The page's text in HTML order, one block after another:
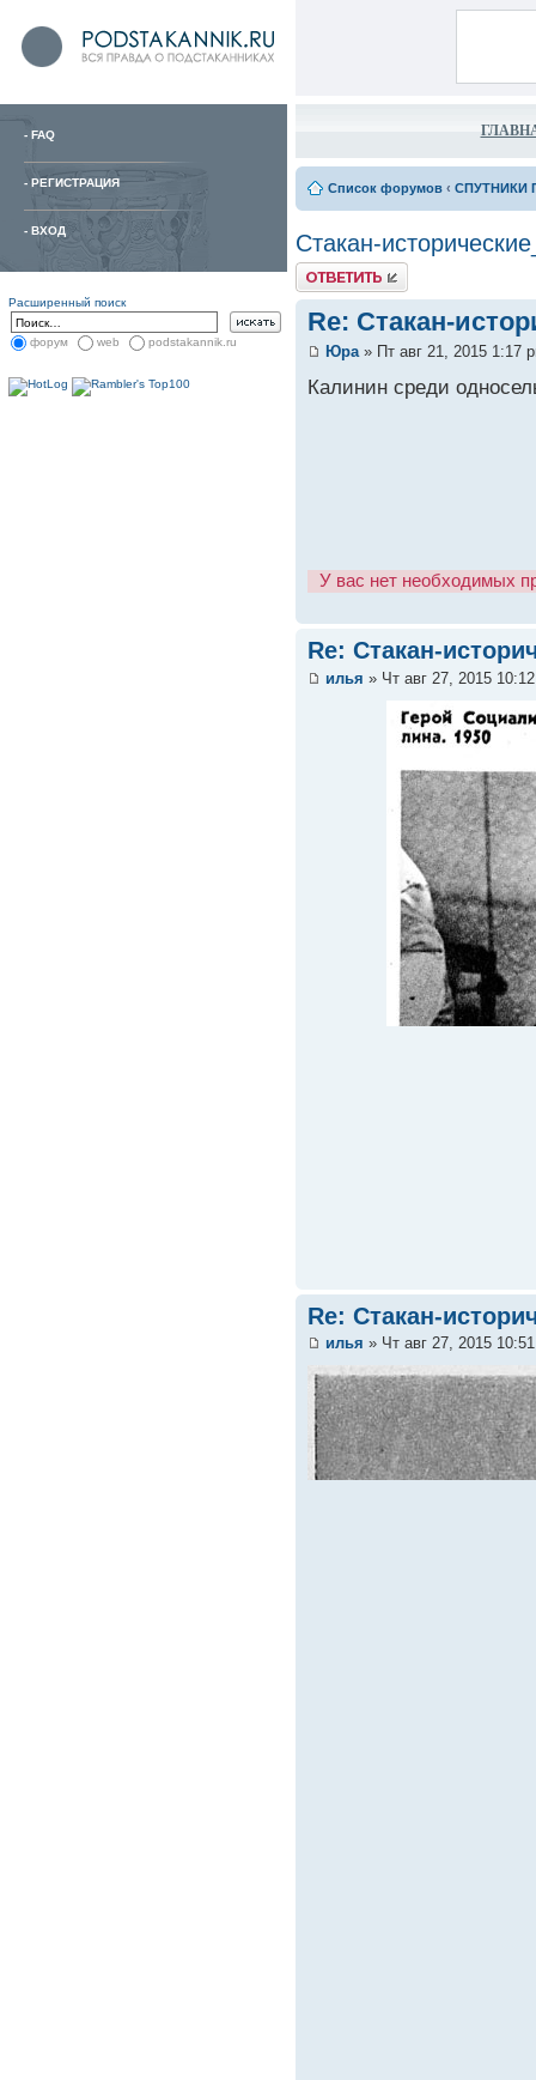
- FAQ
- РЕГИСТРАЦИЯ
- ВХОД
Расширенный поиск
форум web podstakannik.ru
Список форумов ‹ СПУТНИКИ
Стакан-
Re: Стакан-
Юра» Пт авг 21, 2015 1:17
Калинин среди
У вас нет необходимых
Re: Стакан-
илья » Чт авг 27, 2015
Re: Стакан-
илья » Чт авг 27, 2015